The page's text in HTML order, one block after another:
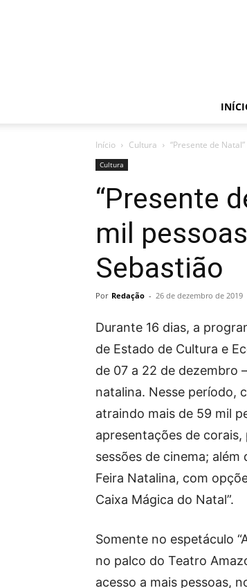
Início Cultura “Presente de
Cultura
“Presente
mil
Sebastião
Por Redação - 26 de dezembro de 2019
Durante 16 dias, a
de Estado de Cultura e
de 07 a 22 de dezembro
natalina. Nesse período,
atraindo mais de 59 mil
apresentações de
sessões de cinema;
Feira Natalina, com
Caixa Mágica do Natal”.
Somente no espetáculo
no palco do Teatro
acesso a mais pessoas,